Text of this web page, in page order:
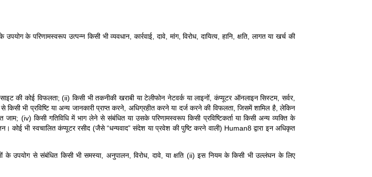
के परिणामस्वरूप उत्पन्न किसी भी व्यवधान, कार्रवाई, दावे, मांग, विरोध, दायित्व, हानि, क्षति, लागत या खर्च की
की कोई विफलता; (ii) किसी भी तकनीकी खराबी या टेलीफोन नेटवर्क या लाइनों, कंप्यूटर ऑनलाइन सिस्टम, सर्वर,
भी प्रविष्टि या अन्य जानकारी प्राप्त करने, अधिग्रहीत करने या दर्ज करने की विफलता, जिसमें शामिल है, लेकिन
(iv) किसी गतिविधि में भाग लेने से संबंधित या उसके परिणामस्वरूप किसी प्रविष्टिकर्ता या किसी अन्य व्यक्ति के
कोई भी स्वचालित कंप्यूटर रसीद (जैसे “धन्यवाद” संदेश या प्रवेश की पुष्टि करने वाली) Human8 द्वारा इन अधिकृत
के उपयोग से संबंधित किसी भी समस्या, अनुपालन, विरोध, दावे, या क्षति (ii) इस नियम के किसी भी उल्लंघन के लिए